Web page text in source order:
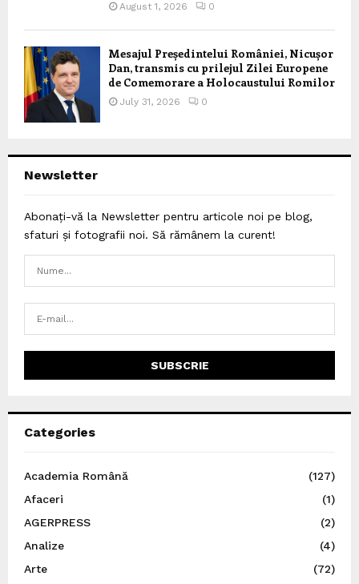
August 1, 2026 0
Mesajul Președintelui României, Nicușor
Dan, transmis cu prilejul Zilei Europene
de Comemorare a Holocaustului Romilor
July 31, 2026 0
Newsletter
Abonați-vă la Newsletter pentru articole noi pe blog,
sfaturi și fotografii noi. Să rămânem la curent!
Categories
Academia Română
(127)
Afaceri
(1)
AGERPRESS
(2)
Analize
(4)
Arte
(72)